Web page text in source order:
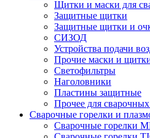
Щитки и маски для
Защитные щитки
Защитные щитки и
СИЗОД
Устройства подачи
Прочие маски и
Светофильтры
Наголовники
Пластины защитные
Прочее для
Сварочные горелки и
Сварочные горелки